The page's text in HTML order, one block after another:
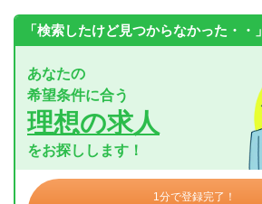
「検索したけど見つからなかった・・」
あなたの
希望条件に合う
理想の求人
をお探しします！
1分で登録完了！